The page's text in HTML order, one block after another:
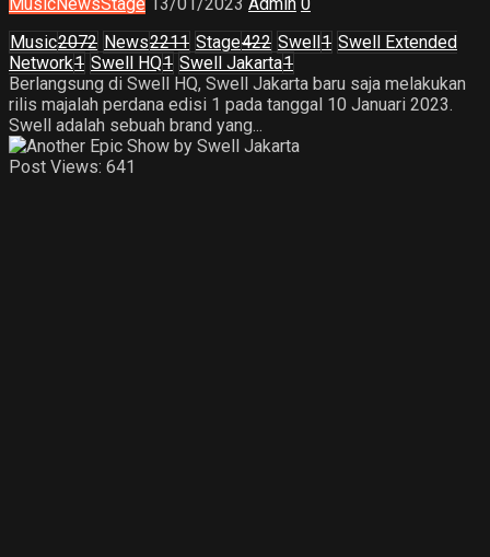
Music2072 News2211 Stage422 Swell1 Swell Extended
Network1 Swell HQ1 Swell Jakarta1
Berlangsung di Swell HQ, Swell Jakarta baru saja melakukan
rilis majalah perdana edisi 1 pada tanggal 10 Januari 2023.
Swell adalah sebuah brand yang...
Post Views: 641